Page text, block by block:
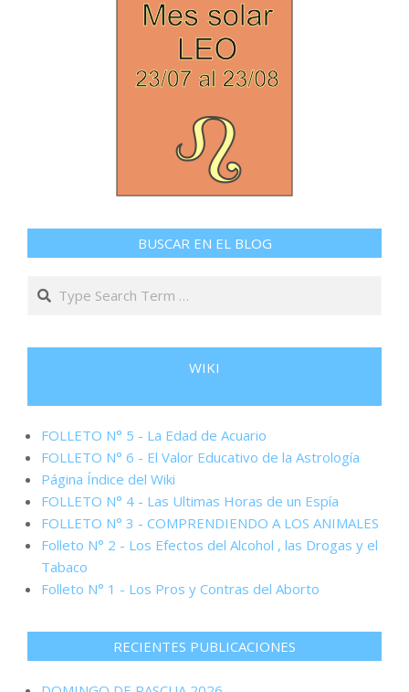
BUSCAR EN EL BLOG
Search
WIKI
FOLLETO N° 5 - La Edad de Acuario
FOLLETO N° 6 - El Valor Educativo de la Astrología
Página Índice del Wiki
FOLLETO N° 4 - Las Ultimas Horas de un Espía
FOLLETO N° 3 - COMPRENDIENDO A LOS ANIMALES
Folleto N° 2 - Los Efectos del Alcohol , las Drogas y el
Tabaco
Folleto N° 1 - Los Pros y Contras del Aborto
RECIENTES PUBLICACIONES